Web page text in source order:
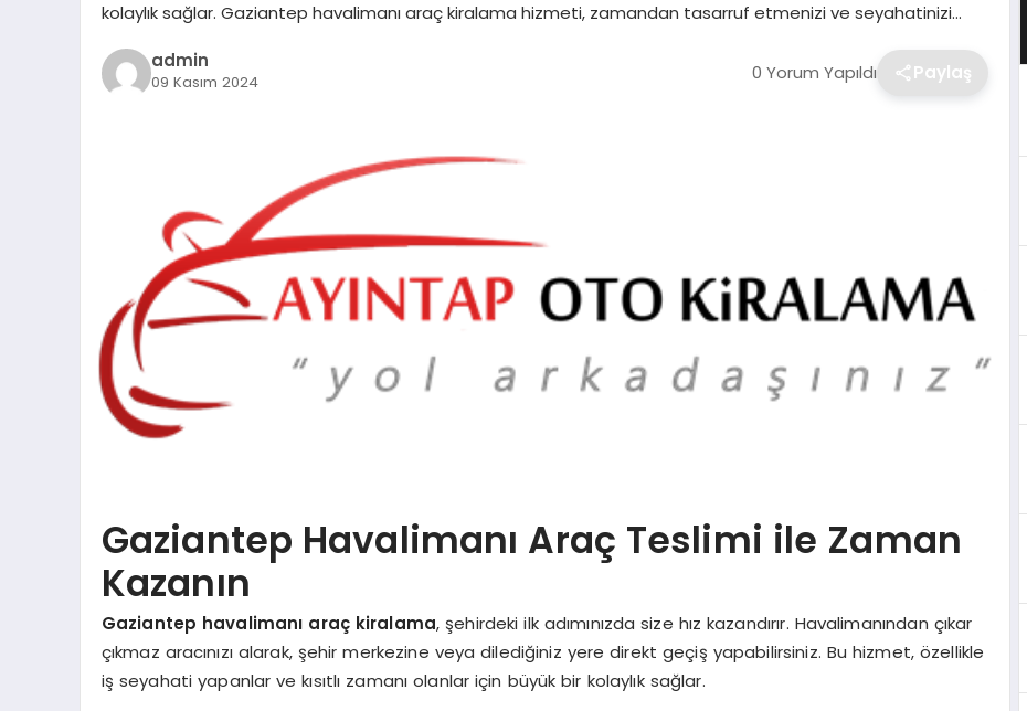
kolaylık sağlar. Gaziantep havalimanı araç kiralama hizmeti, zamandan tasarruf etmenizi ve seyahatinizi…
admin
09 Kasım 2024 0 Yorum Yapıldı Paylaş
Gaziantep Havalimanı Araç Teslimi ile Zaman
Kazanın
Gaziantep havalimanı araç kiralama, şehirdeki ilk adımınızda size hız kazandırır. Havalimanından çıkar
çıkmaz aracınızı alarak, şehir merkezine veya dilediğiniz yere direkt geçiş yapabilirsiniz. Bu hizmet, özellikle
iş seyahati yapanlar ve kısıtlı zamanı olanlar için büyük bir kolaylık sağlar.